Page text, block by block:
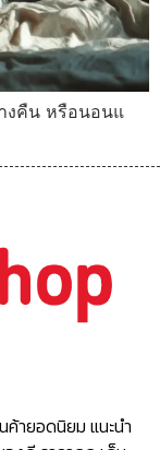
งคืน หรือนอนแ
ายอดนิยม แนะนำ